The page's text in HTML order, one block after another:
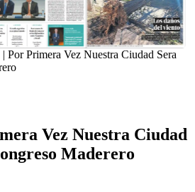
Por Primera Vez Nuestra Ciudad Sera
Vez Nuestra Ciudad
Maderero